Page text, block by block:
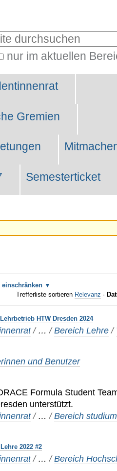
nur im aktuellen
Gremien
Semesterticket
einschränken
Trefferliste sortieren Relevanz ·
HTW Dresden 2024
/ …/Bereich Lehre /
und Benutzer
Formula Student
unterstützt.
/ …/Bereich
2022 #2
/ …/Bereich